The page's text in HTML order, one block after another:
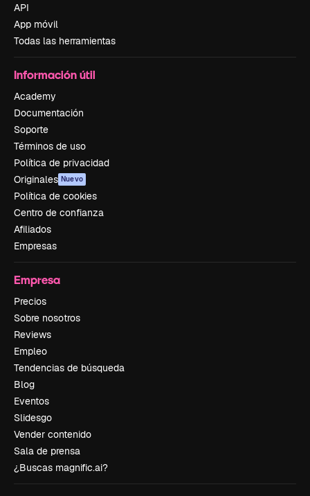
API
App móvil
Todas las herramientas
Información útil
Academy
Documentación
Soporte
Términos de uso
Política de privacidad
Originales Nuevo
Política de cookies
Centro de confianza
Afiliados
Empresas
Empresa
Precios
Sobre nosotros
Reviews
Empleo
Tendencias de búsqueda
Blog
Eventos
Slidesgo
Vender contenido
Sala de prensa
¿Buscas magnific.ai?